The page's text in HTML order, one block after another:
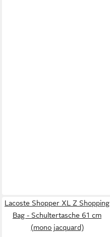
Lacoste Shopper XL Z Shopping
Bag - Schultertasche 61 cm
(mono jacquard)